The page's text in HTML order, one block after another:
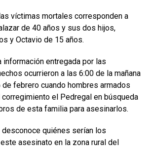
víctimas mortales corresponden a
de 40 años y sus dos hijos,
y Octavio de 15 años.
información entregada por las
ocurrieron a las 6:00 de la mañana
febrero cuando hombres armados
corregimiento el Pedregal en búsqueda
de esta familia para asesinarlos.
quiénes serían los
asesinato en la zona rural del